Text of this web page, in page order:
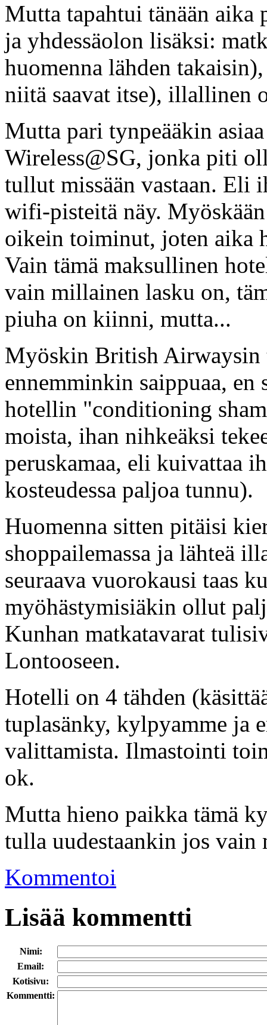
Mutta tapahtui tänään aika
ja yhdessäolon lisäksi:
huomenna lähden
niitä saavat itse), illallinen
Mutta pari tynpeääkin
Wireless@SG, jonka piti
tullut missään vastaan. Eli
wifi-pisteitä näy.
oikein toiminut, joten aika
Vain tämä maksullinen
vain millainen lasku on,
piuha on kiinni, mutta...
Myöskin British Airwaysin
ennemminkin saippuaa,
hotellin "conditioning
moista, ihan nihkeäksi
peruskamaa, eli kuivattaa
kosteudessa paljoa tunnu).
Huomenna sitten pitäisi
shoppailemassa ja lähteä
seuraava vuorokausi taas
myöhästymisiäkin ollut
Kunhan matkatavarat
Lontooseen.
Hotelli on 4 tähden
tuplasänky, kylpyamme ja
valittamista. Ilmastointi
ok.
Mutta hieno paikka tämä
tulla uudestaankin jos vain
Kommentoi
Lisää kommentti
Nimi:
Email:
Kotisivu:
Kommentti: